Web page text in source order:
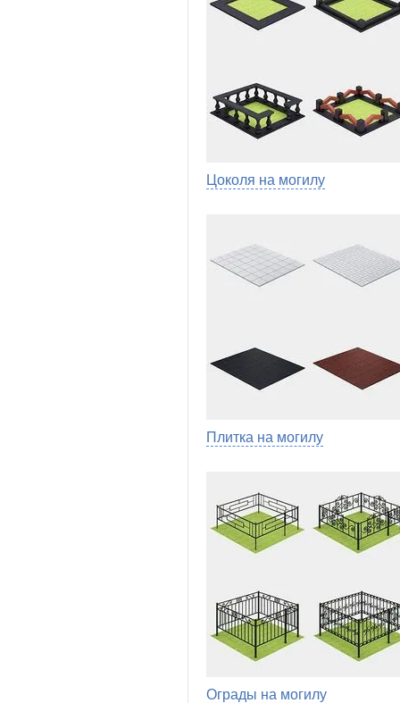
Цоколя на могилу
Плитка на могилу
Ограды на могилу